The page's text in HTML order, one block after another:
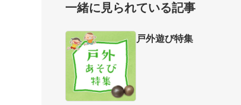
一緒に見られている記事
戸外遊び特集